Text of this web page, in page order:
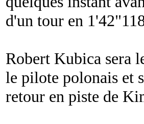
d'un tour en
Robert Kubica sera
le pilote polonais et
retour en piste de